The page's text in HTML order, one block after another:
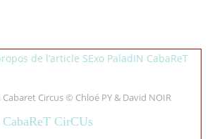
Cabaret Circus © Chloé PY & David NOIR
CirCUs